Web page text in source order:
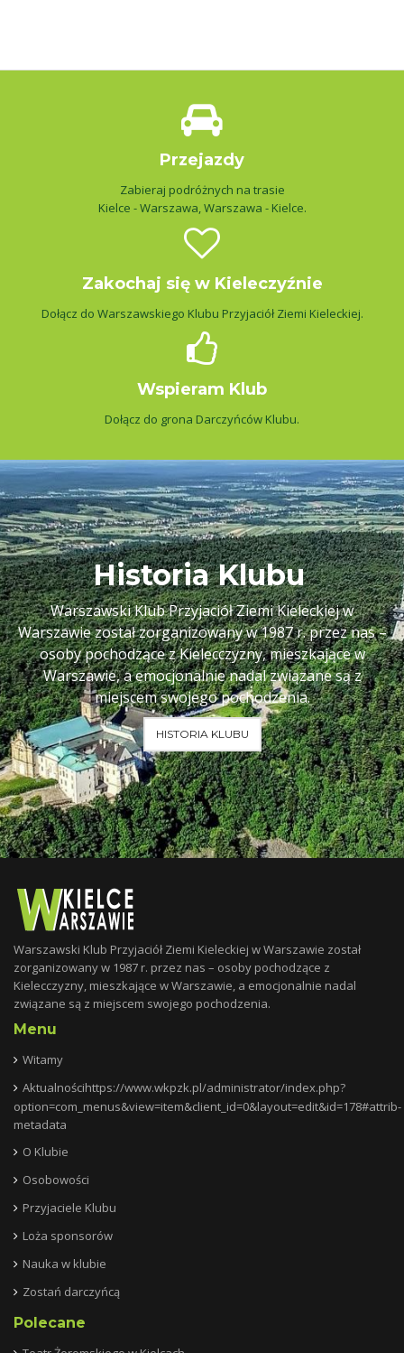
Przejazdy
Zabieraj podróżnych na trasie
Kielce - Warszawa, Warszawa - Kielce.
Zakochaj się w Kieleczyźnie
Dołącz do Warszawskiego Klubu Przyjaciół Ziemi Kieleckiej.
Wspieram Klub
Dołącz do grona Darczyńców Klubu.
Historia Klubu
Warszawski Klub Przyjaciół Ziemi Kieleckiej w
Warszawie został zorganizowany w 1987 r. przez nas –
osoby pochodzące z Kielecczyzny, mieszkające w
Warszawie, a emocjonalnie nadal związane są z
miejscem swojego pochodzenia.
HISTORIA KLUBU
Warszawski Klub Przyjaciół Ziemi Kieleckiej w Warszawie został
zorganizowany w 1987 r. przez nas – osoby pochodzące z
Kielecczyzny, mieszkające w Warszawie, a emocjonalnie nadal
związane są z miejscem swojego pochodzenia.
Menu
Witamy
Aktualnościhttps://www.wkpzk.pl/administrator/index.php?
option=com_menus&view=item&client_id=0&layout=edit&id=178#attrib-
metadata
O Klubie
Osobowości
Przyjaciele Klubu
Loża sponsorów
Nauka w klubie
Zostań darczyńcą
Polecane